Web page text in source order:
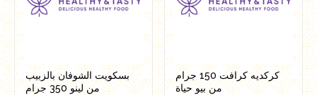
بسكويت الشوفان بالزبيب
من لينو 350 جرام
كركديه كرافت 150 جرام
من بيو حياة